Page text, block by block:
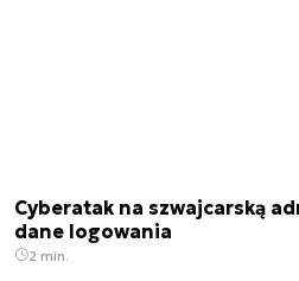
Cyberatak na szwajcarską
dane logowania
2 min.